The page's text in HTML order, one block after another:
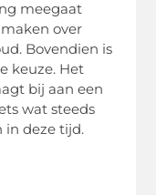
meegaat
over
Bovendien is
keuze. Het
bij aan een
wat steeds
in deze tijd.